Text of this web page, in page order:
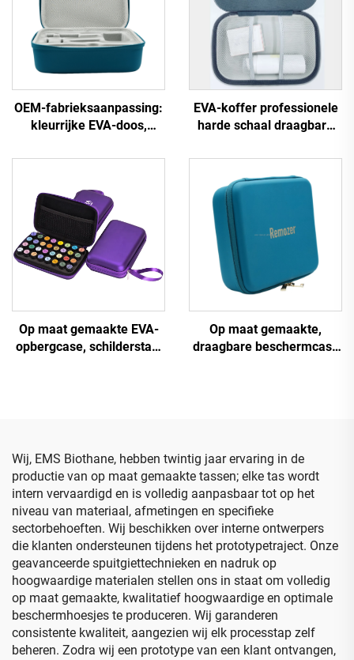
OEM-fabrieksaanpassing:
kleurrijke EVA-doos,
EVA-materiaal, doos voor
EVA-koffer professionele
harde schaal draagbare
beautyspeelgoedopbergdoos
koffer, koffer voor
beautyapparatuur met
rubberen LOGO
Op maat gemaakte EVA-
opbergcase, schilderstas,
Op maat gemaakte,
draagbare beschermcase
Wij, EMS Biothane, hebben twintig jaar ervaring in de
productie van op maat gemaakte tassen; elke tas wordt
intern vervaardigd en is volledig aanpasbaar tot op het
niveau van materiaal, afmetingen en specifieke
sectorbehoeften. Wij beschikken over interne ontwerpers
die klanten ondersteunen tijdens het prototypetraject. Onze
geavanceerde spuitgiettechnieken en nadruk op
hoogwaardige materialen stellen ons in staat om volledig
op maat gemaakte, kwalitatief hoogwaardige en optimale
beschermhoesjes te produceren. Wij garanderen
consistente kwaliteit, aangezien wij elk processtap zelf
beheren. Zodra wij een prototype van een klant ontvangen,